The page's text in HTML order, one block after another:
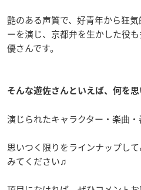
艶のある声質で、好青年から狂
ーを演じ、京都弁を生かした役
優さんです。
そんな遊佐さんといえば、何を
演じられたキャラクター・楽曲
思いつく限りをラインナップし
みてください♫